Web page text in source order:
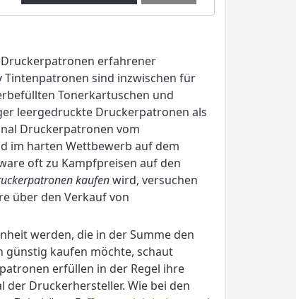
erfahrener
sind inzwischen für
Tonerkartuschen und
leergedruckte Druckerpatronen als
Druckerpatronen vom
im harten Wettbewerb auf dem
oft zu Kampfpreisen auf den
kaufenwird, versuchen
über den Verkauf von
werden, die in der Summe den
günstig kaufen möchte, schaut
erfüllen in der Regel ihre
Druckerhersteller. Wie bei den